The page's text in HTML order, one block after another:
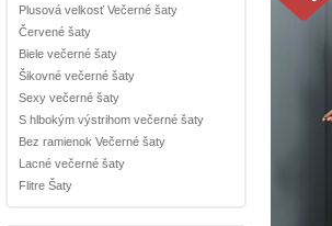
Plusová velkosť Večerné šaty
Červené šaty
Biele večerné šaty
Šikovné večerné šaty
Sexy večerné šaty
S hlbokým výstrihom večerné šaty
Bez ramienok Večerné šaty
Lacné večerné šaty
Flitre Šaty